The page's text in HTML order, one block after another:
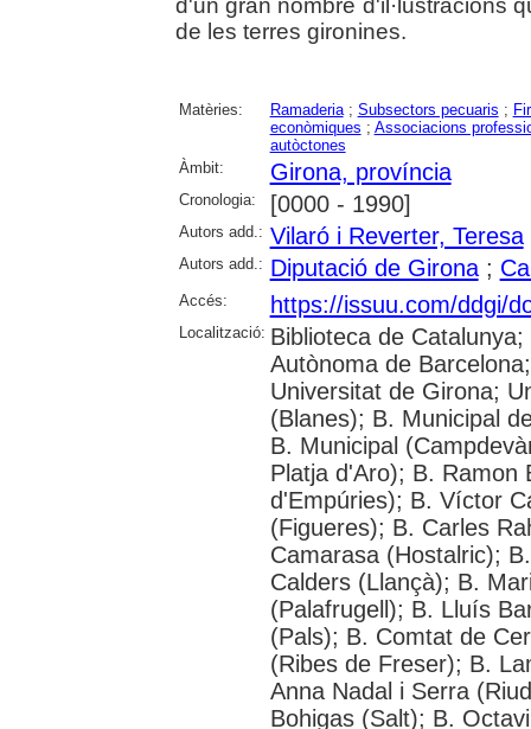
de les terres gironines.
Matèries: Ramaderia; Subsectors pecuaris ;
econòmiques ; Associacions
autòctones
Àmbit:
Girona, província
Cronologia: [0000 - 1990]
Autors add.: Vilaró i Reverter, Teresa
Autors add.: Diputació de Girona;
Accés: https://issuu.com/ddgi/
Localització: Biblioteca de
Autònoma de
Universitat de Girona;
(Blanes); B. Municipal
B. Municipal
Platja d'Aro); B. Ramon
d'Empúries); B. Víctor
(Figueres); B. Carles
Camarasa (Hostalric);
Calders (Llançà); B.
(Palafrugell); B. Lluís
(Pals); B. Comtat de
(Ribes de Freser); B.
Anna Nadal i Serra
Bohigas (Salt); B.